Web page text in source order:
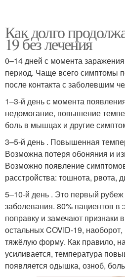
Как долго
19 без лечения
0–14 дней с момента
период. Чаще всего симптомы
после контакта с заболевшим
1–3-й день с момента
недомогание, повышение
боль в мышцах и другие
3–5-й день . Повышенная
Возможна потеря обоняния и
Возможно появление
расстройства: тошнота, рвота,
5–10-й день . Это первый рубеж
заболевания. 80% пациентов в
поправку и замечают признаки
остальных COVID-19,
тяжёлую форму. Как правило,
усиливается, температура
появляется одышка, озноб,